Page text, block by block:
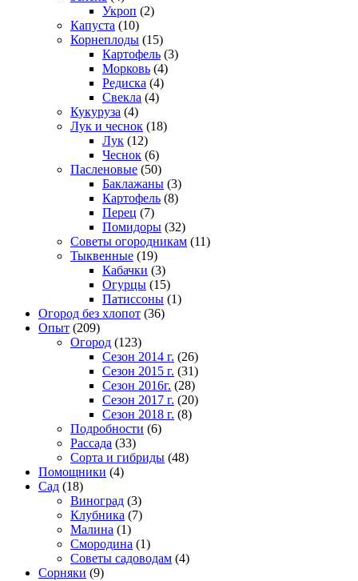
Укроп (2)
Капуста (10)
Корнеплоды (15)
Картофель (3)
Морковь (4)
Редиска (4)
Свекла (4)
Кукуруза (4)
Лук и чеснок (18)
Лук (12)
Чеснок (6)
Пасленовые (50)
Баклажаны (3)
Картофель (8)
Перец (7)
Помидоры (32)
Советы огородникам (11)
Тыквенные (19)
Кабачки (3)
Огурцы (15)
Патиссоны (1)
Огород без хлопот (36)
Опыт (209)
Огород (123)
Сезон 2014 г. (26)
Сезон 2015 г. (31)
Сезон 2016г. (28)
Сезон 2017 г. (20)
Сезон 2018 г. (8)
Подробности (6)
Рассада (33)
Сорта и гибриды (48)
Помощники (4)
Сад (18)
Виноград (3)
Клубника (7)
Малина (1)
Смородина (1)
Советы садоводам (4)
Сорняки (9)